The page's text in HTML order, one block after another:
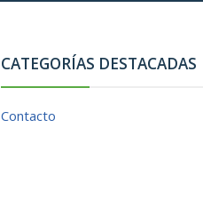
CATEGORÍAS DESTACADAS
Contacto